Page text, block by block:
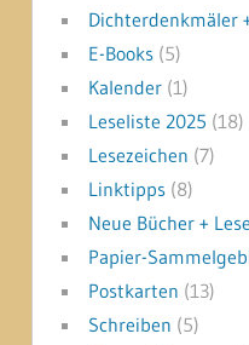
Dichterdenkmäler
E-Books(5)
Kalender(1)
Leseliste 2025 (18)
Lesezeichen (7)
Linktipps(8)
Neue Bücher +
Papier-
Postkarten (13)
Schreiben (5)